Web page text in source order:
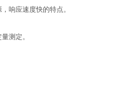
响应速度快的特点。
测定。